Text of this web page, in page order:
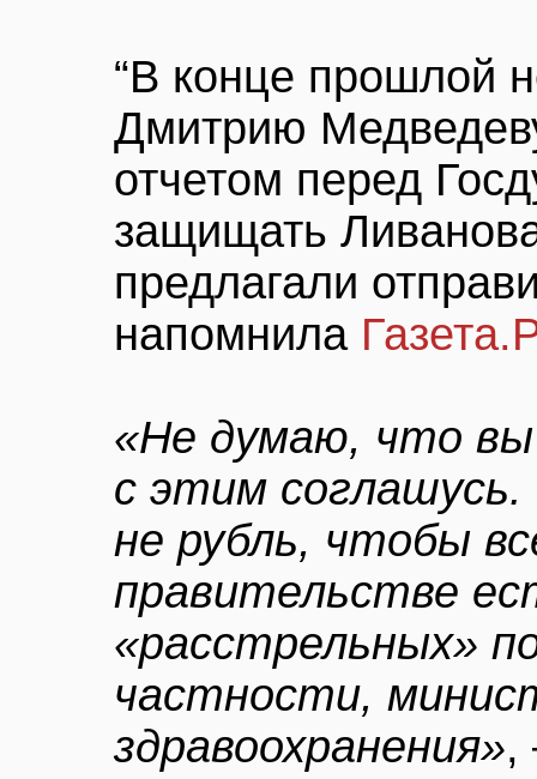
“В конце прошлой
Дмитрию
отчетом перед
защищать
предлагали
напомнила
«Не думаю, что
с этим
не рубль, чтобы
правительстве
«расстрельных»
частности,
здравоохранения»,